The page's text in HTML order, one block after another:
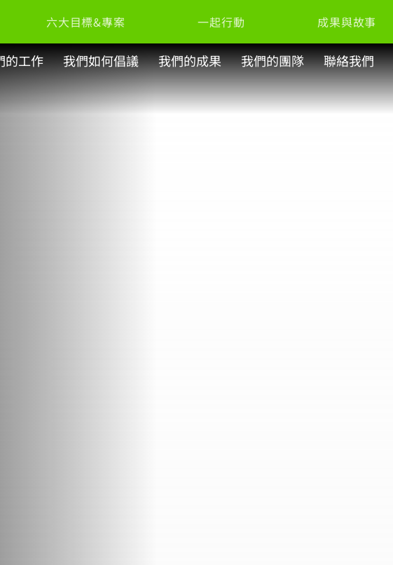
六大目標&專案 一起行動 成果與故事
的工作 我們如何倡議 我們的成果 我們的團隊 聯絡我們